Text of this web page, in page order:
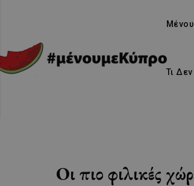
Τι
Οι πιο φιλικές